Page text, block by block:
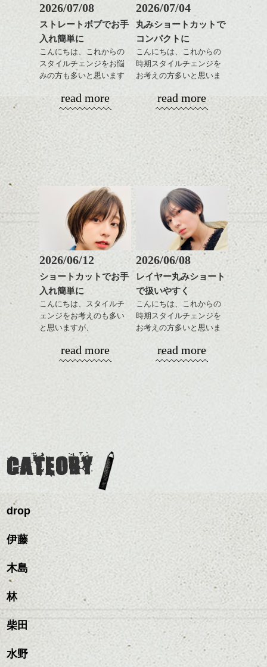
髪質改善すると
おすすめです。
いつものスタイリングが
ドライした後オイルやワ
ックスをなじませるだけ
に。
これからのスタイルチェ
ンジの事、髪質に合った
是非なんでもご相談して
下さいね。
お待ちしております。
ハンサムショート／ヘッド
スパ／伸びても目立たない
ヘアカラー/ハイライト/ダブ
ルカラー/髪質改善/TOKIOト
リートメント/ブリーチ/イン
ンジ、似合うカラーリン
グの事やお手入れ方法な
是非なんでもご相談して
下さいね。
シバタ
スパ／伸びても目立たない
ミニボブ/抜け感ショート/バ
ベージュ系等の肌を綺麗
に見せる効果のあるカラ
ーリングをプラスして透
明感を表現すると
更に雰囲気が出やすくな
って毎日のお手入れも簡
単になりますよ。
さり気ない程度にハイラ
イトをいれるのもおすす
め。
スタイリングも簡単で、
ワックスとオイル、バー
ム等の質感を調整しやす
いものを全体になじませ
整えるだけですよ。
ンジの事等
是非なんでもご相談して
下さい。
お待ちしております
ハンサムショート／ヘッド
スタイリング方法は全体
をドライした後、
ワックスとオイルを混ぜ
ながらもみこみ、なじま
せます。
質感をかるくととのえな
のも良い感じです。
これからのスタイルチェ
ンジ、似合うカラーリン
是非なんでもご相談して
下さいね。
2026/07/08
ストレートボブでお手
入れ簡単に
こんにちは、これからの
スタイルチェンジをお悩
みの方も多いと思います
やっぱりボブでお手入れ
しやすいスタイルだと毎
で良いですよ。
あご下のラインでやや長
さを残したボブは雰囲気
も出しやすくていろいろ
おすすめですね。
前髪もやや重めにカット
してラインを強調するの
もこれからは良い感じで
す、
目元が引き締まった印象
に。
のも
とても良いところです。
ダークトーンの色味でク
ールに演出するのもおす
すめですよ。
で柔らかさをプラスする
のも良いですね。
またクセ毛の方は質感調
整のストレートパーマで
髪質改善すると
更に扱いやすくなるので
おすすめです。
いつものスタイリングが
ドライした後オイルやワ
ックスをなじませるだけ
read more
2026/07/04
丸みショートカットで
コンパクトに
こんにちは、これからの
時期スタイルチェンジを
お考えの方多いと思いま
コンパクトなフォルムが
全体のバランスを良く見
せてくれる効果もあり、
いろんなシーンに雰囲気
をだしやすくスタイリン
グも簡単で良いので朝の
時短にも◎
そんなショートカット。
軽めの前髪で透け感を演
出できるので、
この時期とてもおすすめ
ですよ。
ワックスとオイルを混ぜ
ながらもみこみ、なじま
せます。
質感をかるくととのえな
がら耳かけアレンジする
のも良い感じです。
これからのスタイルチェ
ンジ、似合うカラーリン
グの事やお手入れ方法な
ど
是非なんでもご相談して
read more
2026/06/12
ショートカットでお手
入れ簡単に
こんにちは、スタイルチ
ェンジをお考えのも多い
と思いますが、
演出したスタイルもこれ
からの季節とてもおすす
全体のボリューム感がコ
ンパクトになるようにす
るのが良い感じです。
ベージュ系等の肌を綺麗
ーリングをプラスして透
read more
2026/06/08
レイヤー丸みショート
で扱いやすく
こんにちは、これからの
時期スタイルチェンジを
お考えの方多いと思いま
コンパクトなフォルムが
をだしやすくスタイリン
この時期とてもおすすめ
ナチュラルなベージュカ
質感も綺麗に見せやす
スタイリング方法は全体
をドライした後、
ワックスとオイルを混ぜ
ながらもみこみ、なじま
せます。
質感をかるくととのえな
read more
CATEORY
drop
伊藤
木島
林
柴田
水野